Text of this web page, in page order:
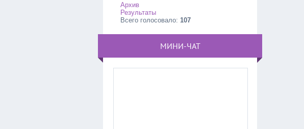
Архив
Результаты
Всего голосовало: 107
МИНИ-ЧАТ